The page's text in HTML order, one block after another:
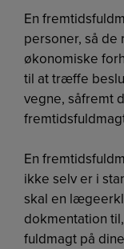
En
personer, så
økonomiske
til at træffe
vegne, såfremt
En
ikke selv er i
skal en
dokmentation
fuldmagt på